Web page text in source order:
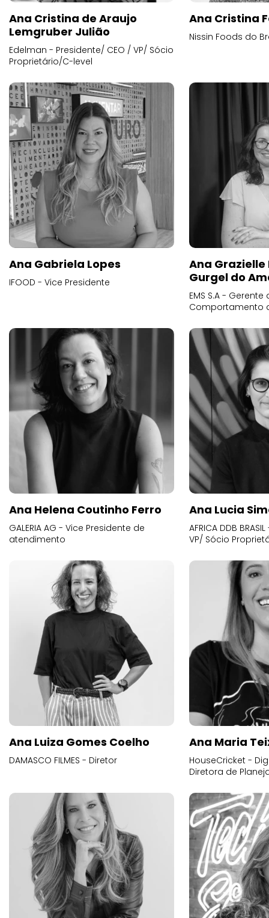
Ana Cristina de Araujo
Lemgruber Julião
Edelman - Presidente/ CEO / VP/ Sócio
Proprietário/C-level
Ana Cristina
Nissin Foods do
Ana Gabriela Lopes
IFOOD - Vice Presidente
Ana
Gurgel do
EMS S.A -
Comportamento
Ana Helena Coutinho Ferro
GALERIA AG - Vice Presidente de
atendimento
Ana Lucia
AFRICA DDB
VP/ Sócio
Ana Luiza Gomes Coelho
DAMASCO FILMES - Diretor
Ana Maria
HouseCricket -
Diretora de